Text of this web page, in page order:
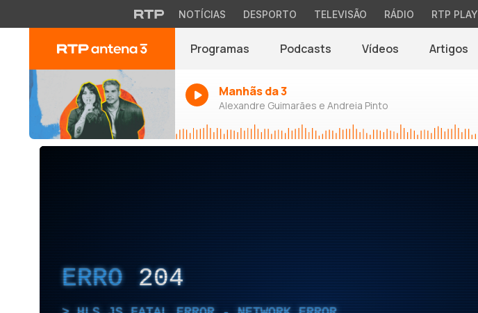
NOTÍCIAS DESPORTO TELEVISÃO RÁDIO RTP PLAY
Programas Podcasts Vídeos Artigos
Manhãs da 3
Alexandre Guimarães e Andreia Pinto